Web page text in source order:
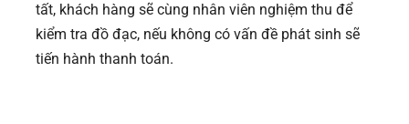
tất, khách hàng sẽ cùng nhân viên nghiệm thu để
kiểm tra đồ đạc, nếu không có vấn đề phát sinh sẽ
tiến hành thanh toán.